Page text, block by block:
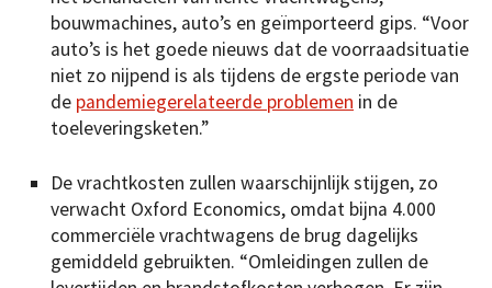
bouwmachines, auto’s en geïmporteerd gips. “Voor
auto’s is het goede nieuws dat de voorraadsituatie
niet zo nijpend is als tijdens de ergste periode van
de pandemiegerelateerde problemen in de
toeleveringsketen.”
De vrachtkosten zullen waarschijnlijk stijgen, zo
verwacht Oxford Economics, omdat bijna 4.000
commerciële vrachtwagens de brug dagelijks
gemiddeld gebruikten. “Omleidingen zullen de